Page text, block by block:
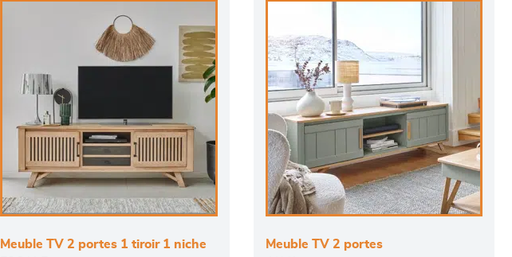
Meuble TV 2 portes 1 tiroir 1 niche
Meuble TV 2 portes